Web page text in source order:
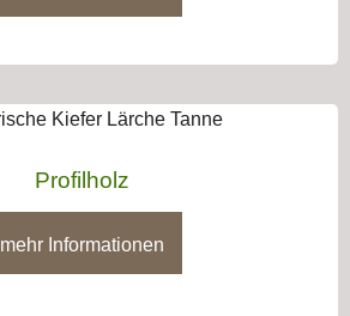
Profilholz
mehr Informationen